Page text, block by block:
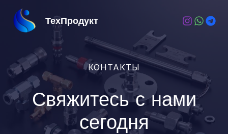
содержимому
ТехПродукт
КОНТАКТЫ
Свяжитесь с нами
сегодня